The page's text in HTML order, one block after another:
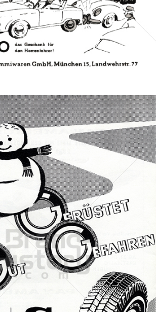
Semperit Aktiengesellschaft Holding 1959